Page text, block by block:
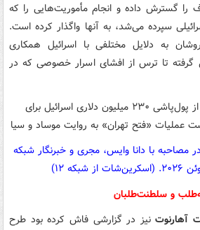
گسترش داده و انجام مأموریت‌هایی را که
سپرده می‌شد، به آنها واگذار کرده است.
به دلایل مختلفی با اسرائیل همکاری
گرفته تا ترس از افشای اسرار خصوصی که در
مصاحبه با دانا وایس، مجری و خبرنگار شبکه
و سلطنت‌طلبان
آهارنوتنیز در گزارشی فاش کرده بود طرح